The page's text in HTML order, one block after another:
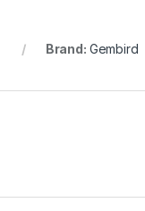
Brand: Gembird